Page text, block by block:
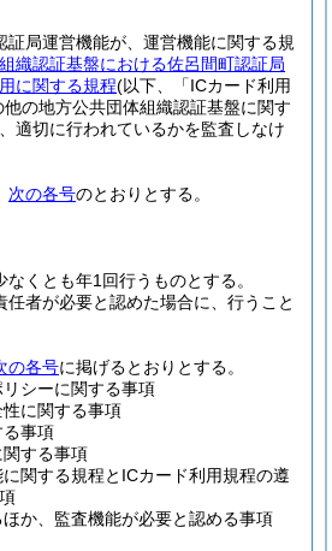
証局運営機能が、運営機能に関する規
織認証基盤における佐呂間町認証局
に関する規程(以下、「ICカード利用
他の地方公共団体組織認証基盤に関す
適切に行われているかを監査しなけ
次の各号のとおりとする。
なくとも年1回行うものとする。
任者が必要と認めた場合に、行うこと
の各号に掲げるとおりとする。
シーに関する事項
に関する事項
事項
する事項
関する規程とICカード利用規程の遵
ほか、監査機能が必要と認める事項